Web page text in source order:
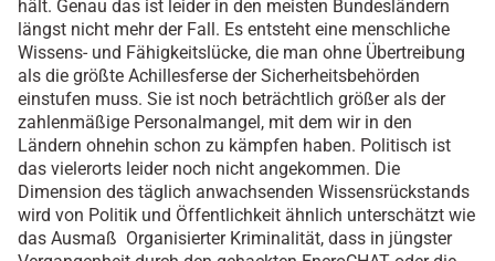
hält. Genau das ist leider in den meisten Bundesländern
längst nicht mehr der Fall. Es entsteht eine menschliche
Wissens- und Fähigkeitslücke, die man ohne Übertreibung
als die größte Achillesferse der Sicherheitsbehörden
einstufen muss. Sie ist noch beträchtlich größer als der
zahlenmäßige Personalmangel, mit dem wir in den
Ländern ohnehin schon zu kämpfen haben. Politisch ist
das vielerorts leider noch nicht angekommen. Die
Dimension des täglich anwachsenden Wissensrückstands
wird von Politik und Öffentlichkeit ähnlich unterschätzt wie
das Ausmaß Organisierter Kriminalität, dass in jüngster